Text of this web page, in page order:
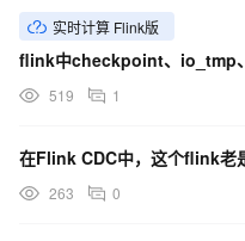
实时计算 Flink版
519 1
263 0